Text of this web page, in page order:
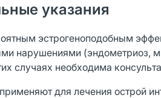
указания
эстрогеноподобным
нарушениями (эндометриоз,
случаях необходима
для лечения острой